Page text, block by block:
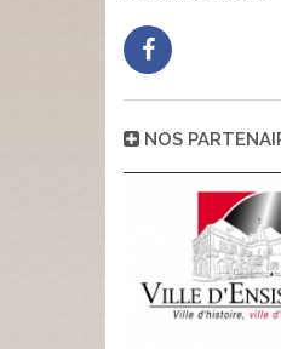
NOS